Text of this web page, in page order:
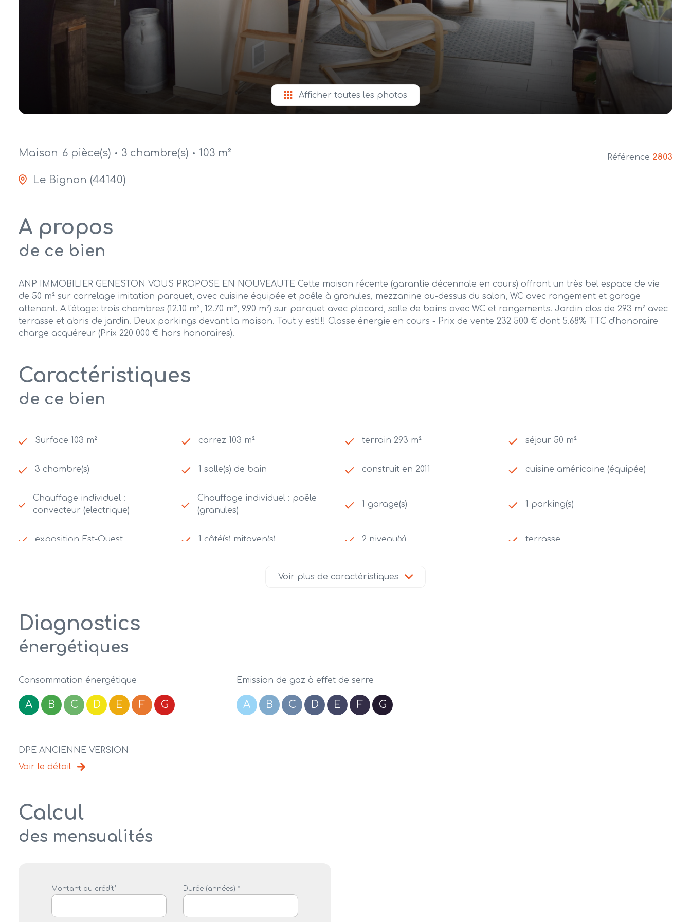
Afficher toutes les photos
Maison 6 pièce(s) 3 chambre(s) 103 m²
Le Bignon (44140)
Référence 2803
A propos
de ce bien
ANP IMMOBILIER GENESTON VOUS PROPOSE EN NOUVEAUTE Cette maison récente (garantie décennale en cours) offrant un très bel espace de vie
de 50 m² sur carrelage imitation parquet, avec cuisine équipée et poêle à granules, mezzanine au-dessus du salon, WC avec rangement et garage
attenant. A l'étage: trois chambres (12.10 m², 12.70 m², 9.90 m²) sur parquet avec placard, salle de bains avec WC et rangements. Jardin clos de 293 m² avec
terrasse et abris de jardin. Deux parkings devant la maison. Tout y est!!! Classe énergie en cours - Prix de vente 232 500 € dont 5.68% TTC d'honoraire
charge acquéreur (Prix 220 000 € hors honoraires).
Caractéristiques
de ce bien
Surface 103 m² carrez 103 m² terrain 293 m² séjour 50 m²
3 chambre(s) 1 salle(s) de bain construit en 2011 cuisine américaine (équipée)
Chauffage individuel :
convecteur (electrique)
Chauffage individuel : poêle
(granules)
1 garage(s) 1 parking(s)
exposition Est-Ouest 1 côté(s) mitoyen(s) 2 niveau(x) terrasse
Voir plus de caractéristiques
Diagnostics
énergétiques
Consommation énergétique
A B C D E F G
Emission de gaz à effet de serre
A B C D E F G
DPE ANCIENNE VERSION
Voir le détail
Calcul
des mensualités
Montant du crédit* Durée (années) *